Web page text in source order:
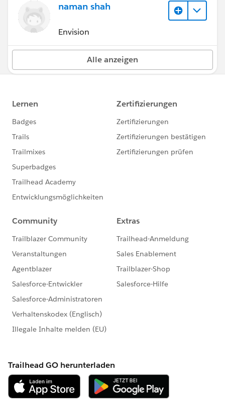
naman shah
Envision
Alle anzeigen